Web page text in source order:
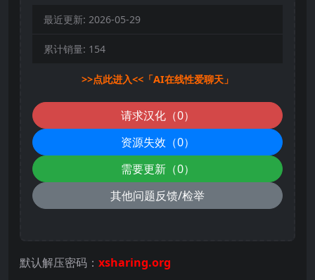
最近更新: 2026-05-29
累计销量: 154
>>点此进入<<「AI在线性爱聊天」
请求汉化（0）
资源失效（0）
需要更新（0）
其他问题反馈/检举
默认解压密码： xsharing.org